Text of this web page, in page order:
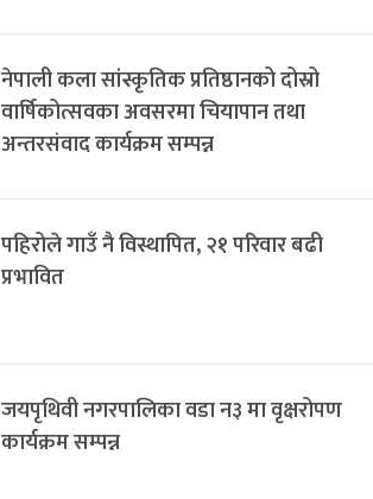
नेपाली कला सांस्कृतिक प्रतिष्ठानको दोस्रो
वार्षिकोत्सवका अवसरमा चियापान तथा
अन्तरसंवाद कार्यक्रम सम्पन्न
पहिरोले गाउँ नै विस्थापित, २१ परिवार बढी
प्रभावित
जयपृथिवी नगरपालिका वडा न३ मा वृक्षरोपण
कार्यक्रम सम्पन्न